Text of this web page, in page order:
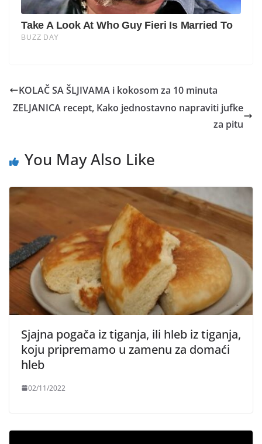
KOLAČ SA ŠLJIVAMA i kokosom za 10 minuta
ZELJANICA recept, Kako jednostavno napraviti jufke
za pitu
You May Also Like
Sjajna pogača iz tiganja, ili hleb iz tiganja,
koju pripremamo u zamenu za domaći
hleb
02/11/2022